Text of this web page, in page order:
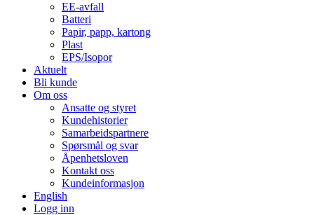
EE-avfall
Batteri
Papir, papp, kartong
Plast
EPS/Isopor
Aktuelt
Bli kunde
Om oss
Ansatte og styret
Kundehistorier
Samarbeidspartnere
Spørsmål og svar
Åpenhetsloven
Kontakt oss
Kundeinformasjon
English
Logg inn